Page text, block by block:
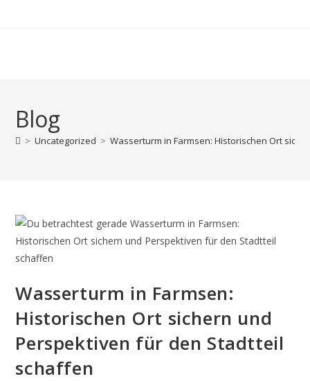
Blog
> Uncategorized > Wasserturm in Farmsen: Historischen Ort
Wasserturm in Farmsen:
Historischen Ort sichern und
Perspektiven für den Stadtteil
schaffen